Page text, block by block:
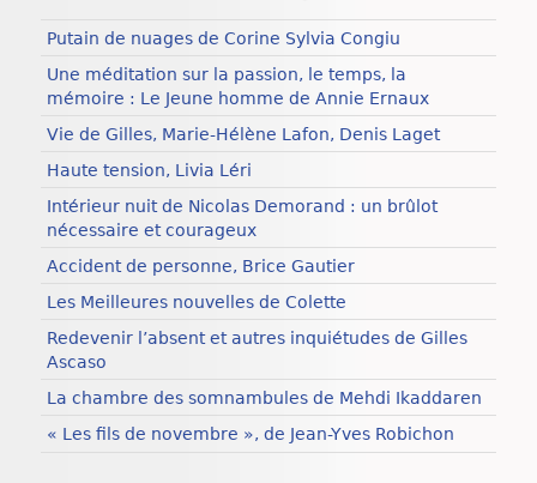
Putain de nuages de Corine Sylvia Congiu
Une méditation sur la passion, le temps, la
mémoire : Le Jeune homme de Annie Ernaux
Vie de Gilles, Marie-Hélène Lafon, Denis Laget
Haute tension, Livia Léri
Intérieur nuit de Nicolas Demorand : un brûlot
nécessaire et courageux
Accident de personne, Brice Gautier
Les Meilleures nouvelles de Colette
Redevenir l’absent et autres inquiétudes de Gilles
Ascaso
La chambre des somnambules de Mehdi Ikaddaren
« Les fils de novembre », de Jean-Yves Robichon